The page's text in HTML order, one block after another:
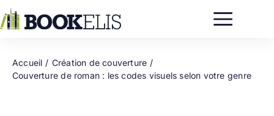
au
contenu
Accueil
Création de couverture
Couverture de roman : les codes visuels selon votre genre